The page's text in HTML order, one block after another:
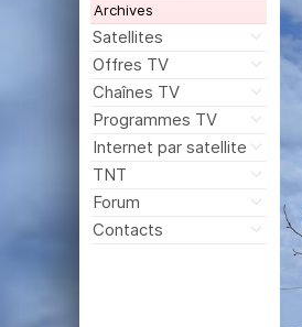
Archives
Satellites
Offres TV
Chaînes TV
Programmes TV
Internet par satellite
TNT
Forum
Contacts